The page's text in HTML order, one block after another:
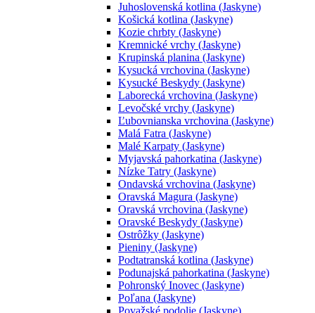
Juhoslovenská kotlina (Jaskyne)
Košická kotlina (Jaskyne)
Kozie chrbty (Jaskyne)
Kremnické vrchy (Jaskyne)
Krupinská planina (Jaskyne)
Kysucká vrchovina (Jaskyne)
Kysucké Beskydy (Jaskyne)
Laborecká vrchovina (Jaskyne)
Levočské vrchy (Jaskyne)
Ľubovnianska vrchovina (Jaskyne)
Malá Fatra (Jaskyne)
Malé Karpaty (Jaskyne)
Myjavská pahorkatina (Jaskyne)
Nízke Tatry (Jaskyne)
Ondavská vrchovina (Jaskyne)
Oravská Magura (Jaskyne)
Oravská vrchovina (Jaskyne)
Oravské Beskydy (Jaskyne)
Ostrôžky (Jaskyne)
Pieniny (Jaskyne)
Podtatranská kotlina (Jaskyne)
Podunajská pahorkatina (Jaskyne)
Pohronský Inovec (Jaskyne)
Poľana (Jaskyne)
Považské podolie (Jaskyne)